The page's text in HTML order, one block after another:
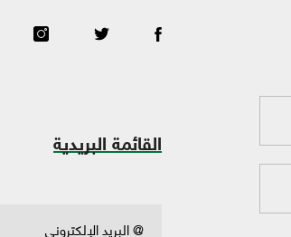
القائمة البريدية